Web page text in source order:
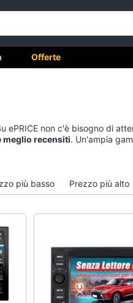
Pantaloni moto
Continental tkc 70
Vedi tutti
Offerte
non c'è bisogno di
meglio recensiti. Un'ampia
più basso Prezzo più alto